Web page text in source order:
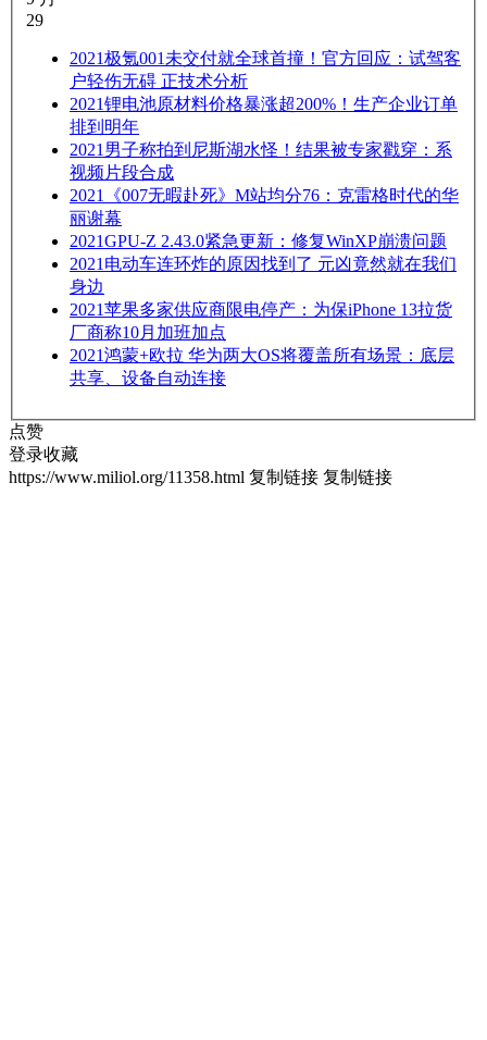
29
2021极氪001未交付就全球首撞！官方回应：试驾客
户轻伤无碍 正技术分析
2021锂电池原材料价格暴涨超200%！生产企业订单
排到明年
2021 男子称拍到尼斯湖水怪！结果被专家戳穿：系
视频片段合成
2021
《007无暇赴死》M站均分76：克雷格时代的华
丽谢幕
2021GPU-Z 2.43.0紧急更新：修复WinXP崩溃问题
2021 电动车连环炸的原因找到了 元凶竟然就在我们
身边
2021苹果多家供应商限电停产：为保iPhone 13拉货
厂商称10月加班加点
2021鸿蒙+欧拉 华为两大OS将覆盖所有场景：底层
共享、设备自动连接
点赞
登录收藏
https://www.miliol.org/11358.html 复制链接 复制链接